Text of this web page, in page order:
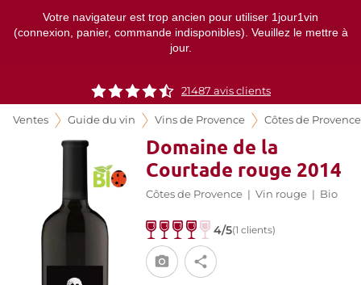
Votre navigateur est trop ancien pour utiliser 1jour1vin
(connexion, panier, commande indisponibles). Veuillez le mettre à
jour.
21487 avis clients
Ventes Guide du vin Vins de Provence Côtes de Provence
Domaine de la
Courtade rouge 2014
Côtes de Provence | Vin rouge | Bio
4/5(1 clients)